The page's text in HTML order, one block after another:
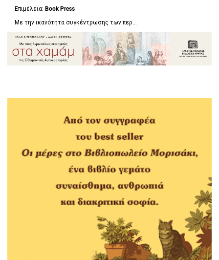
Επιμέλεια: Book Press
Με την ικανότητα συγκέντρωσης των περ...